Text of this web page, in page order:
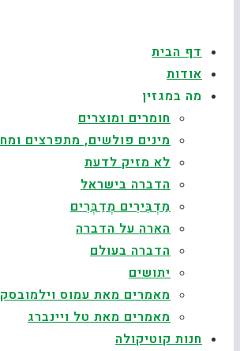
דף הבית
אודות
מה במגזין
חומרים ומוצרים
מינים פולשים, מתפרצים
לא מזיק לדעת
הדברה בישראל
מַדְבִּירִים מְדַבְּרִים
הארה על הדברה
הדברה בעולם
יתושים
מאמרים מאת עמוס
מאמרים מאת טל ויינברג
חנות קוטיקולה